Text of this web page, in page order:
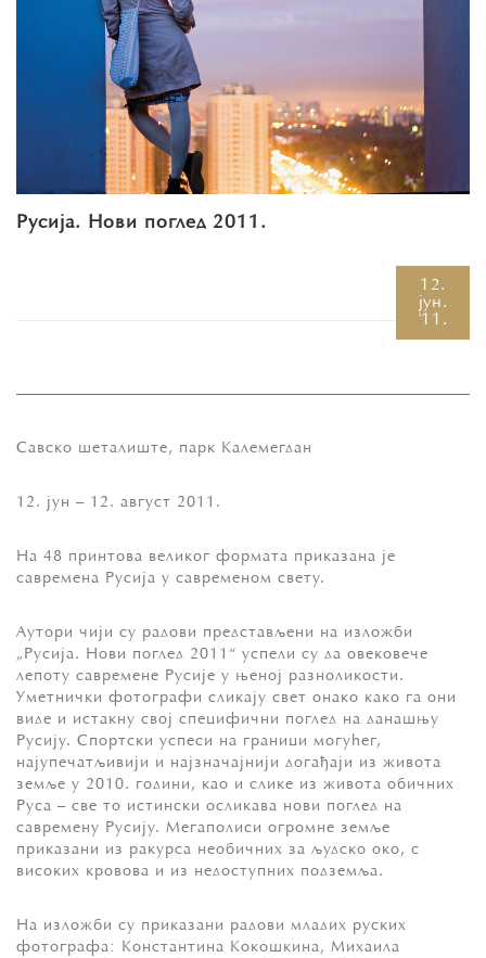
Русија. Нови поглед 2011.
12.
јун.
'11.
Савско шеталиште, парк Калемегдан
12. јун – 12. август 2011.
На 48 принтова великог формата приказана је
савремена Русија у савременом свету.
Аутори чији су радови представљени на изложби
„Русија. Нови поглед 2011“ успели су да овековече
лепоту савремене Русије у њеној разноликости.
Уметнички фотографи сликају свет онако како га они
виде и истакну свој специфични поглед на данашњу
Русију. Спортски успеси на граници могућег,
најупечатљивији и најзначајнији догађаји из живота
земље у 2010. години, као и слике из живота обичних
Руса – све то истински осликава нови поглед на
савремену Русију. Мегаполиси огромне земље
приказани из ракурса необичних за људско око, с
високих кровова и из недоступних подземља.
На изложби су приказани радови младих руских
фотографа: Константина Кокошкина, Михаила